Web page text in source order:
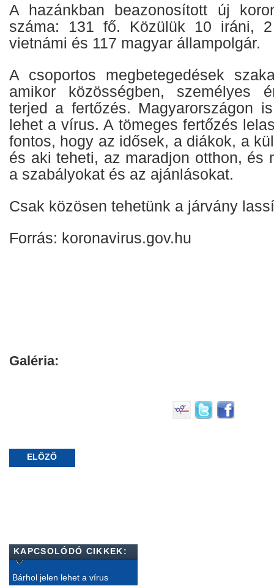
A hazánkban beazonosított új
száma: 131 fő. Közülük 10 iráni,
vietnámi és 117 magyar állampolgár.
A csoportos megbetegedések
amikor közösségben, személyes
terjed a fertőzés. Magyarországon
lehet a vírus. A tömeges fertőzés
fontos, hogy az idősek, a diákok, a
és aki teheti, az maradjon otthon, és
a szabályokat és az ajánlásokat.
Csak közösen tehetünk a járvány
Forrás: koronavirus.gov.hu
Galéria:
ELŐZŐ
KAPCSOLÓDÓ CIKKEK:
Bárhol jelen lehet a vírus